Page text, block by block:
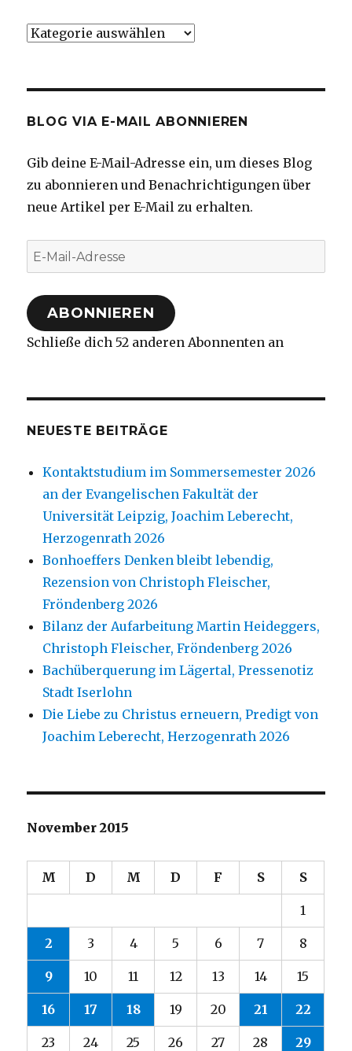
Kategorien
BLOG VIA E-MAIL ABONNIEREN
Gib deine E-Mail-Adresse ein, um dieses Blog
zu abonnieren und Benachrichtigungen über
neue Artikel per E-Mail zu erhalten.
E-
Mail-
Adresse
ABONNIEREN
Schließe dich 52 anderen Abonnenten an
NEUESTE BEITRÄGE
Kontaktstudium im Sommersemester 2026
an der Evangelischen Fakultät der
Universität Leipzig, Joachim Leberecht,
Herzogenrath 2026
Bonhoeffers Denken bleibt lebendig,
Rezension von Christoph Fleischer,
Fröndenberg 2026
Bilanz der Aufarbeitung Martin Heideggers,
Christoph Fleischer, Fröndenberg 2026
Bachüberquerung im Lägertal, Pressenotiz
Stadt Iserlohn
Die Liebe zu Christus erneuern, Predigt von
Joachim Leberecht, Herzogenrath 2026
November 2015
M D M D F S S
1
2 3 4 5 6 7 8
9 10 11 12 13 14 15
16 17 18 19 20 21 22
23 24 25 26 27 28 29